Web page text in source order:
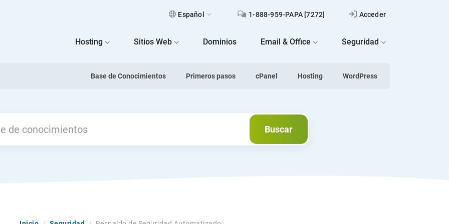
Español 1-888-959-PAPA [7272] Acceder
Hosting Sitios Web Dominios Email & Office Seguridad
Base de Conocimientos Primeros pasos cPanel Hosting WordPress
Buscar
Buscar